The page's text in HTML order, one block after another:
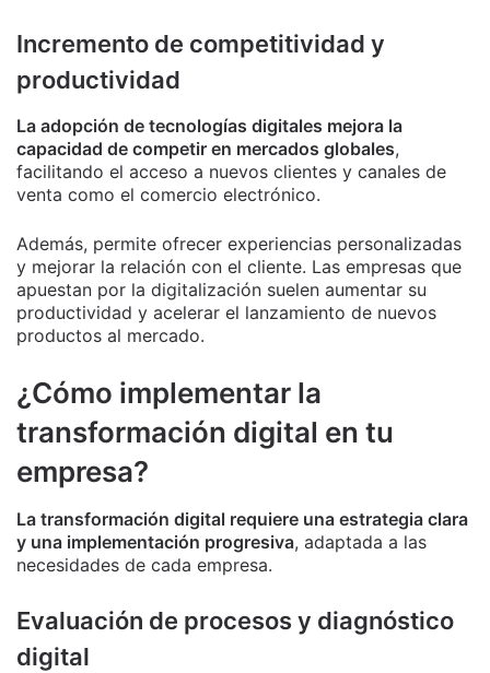
Incremento de competitividad y
productividad
La adopción de tecnologías digitales mejora la
capacidad de competir en mercados globales,
facilitando el acceso a nuevos clientes y canales de
venta como el comercio electrónico.
Además, permite ofrecer experiencias personalizadas
y mejorar la relación con el cliente. Las empresas que
apuestan por la digitalización suelen aumentar su
productividad y acelerar el lanzamiento de nuevos
productos al mercado.
¿Cómo implementar la
transformación digital en tu
empresa?
La transformación digital requiere una estrategia clara
y una implementación progresiva, adaptada a las
necesidades de cada empresa.
Evaluación de procesos y diagnóstico
digital